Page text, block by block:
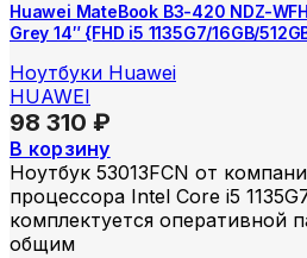
Huawei MateBook B3-420 NDZ-
Grey 14″ {FHD i5 1135G7/16GB/
Ноутбуки Huawei
HUAWEI
98 310 ₽
В корзину
Ноутбук 53013FCN от
процессора Intel Core i5
комплектуется оперативной
общим